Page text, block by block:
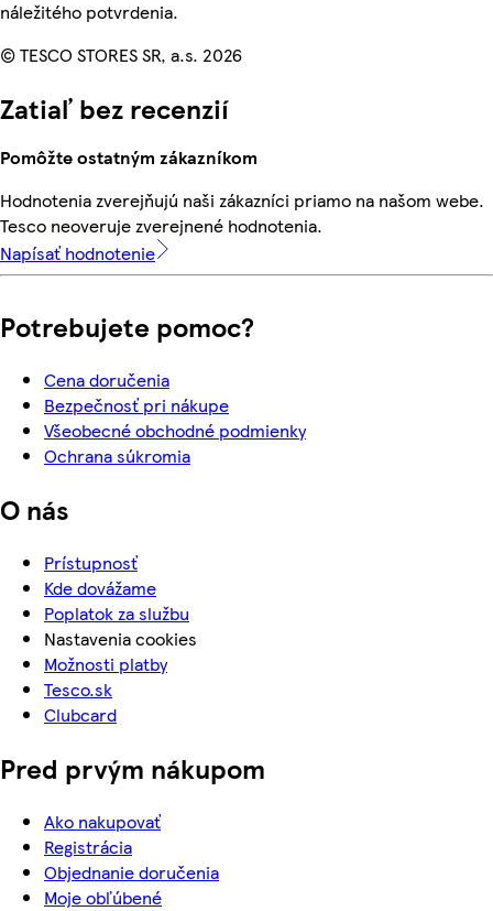
náležitého potvrdenia.
© TESCO STORES SR, a.s. 2026
Zatiaľ bez recenzií
Pomôžte ostatným zákazníkom
Hodnotenia zverejňujú naši zákazníci priamo na našom webe.
Tesco neoveruje zverejnené hodnotenia.
Napísať hodnotenie
Potrebujete pomoc?
Cena doručenia
Bezpečnosť pri nákupe
Všeobecné obchodné podmienky
Ochrana súkromia
O nás
Prístupnosť
Kde dovážame
Poplatok za službu
Nastavenia cookies
Možnosti platby
Tesco.sk
Clubcard
Pred prvým nákupom
Ako nakupovať
Registrácia
Objednanie doručenia
Moje obľúbené